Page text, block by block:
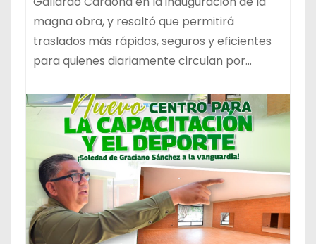
magna obra, y resaltó que permitirá
traslados más rápidos, seguros y eficientes
para quienes diariamente circulan por…